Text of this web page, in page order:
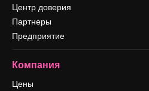
Центр доверия
Партнеры
Предприятие
Компания
Цены